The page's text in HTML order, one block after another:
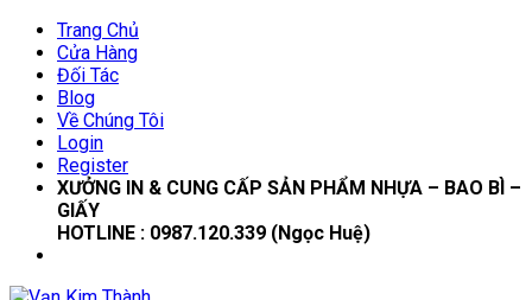
Trang Chủ
Cửa Hàng
Đối Tác
Blog
Về Chúng Tôi
Login
Register
XƯỞNG IN & CUNG CẤP SẢN PHẨM NHỰA – BAO BÌ –
GIẤY
HOTLINE : 0987.120.339 (Ngọc Huệ)